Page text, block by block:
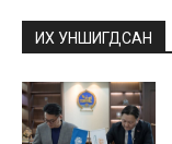
ИХ УНШИГДСАН